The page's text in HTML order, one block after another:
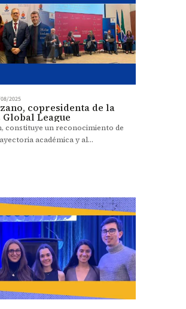
2025
copresidenta de la
League
constituye un reconocimiento de
académica y al